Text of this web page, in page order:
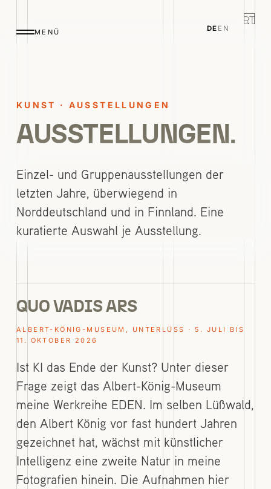
MENÜ DE EN
KUNST · AUSSTELLUNGEN
AUSSTELLUNGEN.
Einzel- und Gruppenausstellungen der
letzten Jahre, überwiegend in
Norddeutschland und in Finnland. Eine
kuratierte Auswahl je Ausstellung.
QUO VADIS ARS
ALBERT-KÖNIG-MUSEUM, UNTERLÜSS · 5. JULI BIS 1
1. OKTOBER 2026
Ist KI das Ende der Kunst? Unter dieser
Frage zeigt das Albert-König-Museum
meine Werkreihe EDEN. Im selben Lüßwald,
den Albert König vor fast hundert Jahren
gezeichnet hat, wächst mit künstlicher
Intelligenz eine zweite Natur in meine
Fotografien hinein. Die Aufnahmen hier